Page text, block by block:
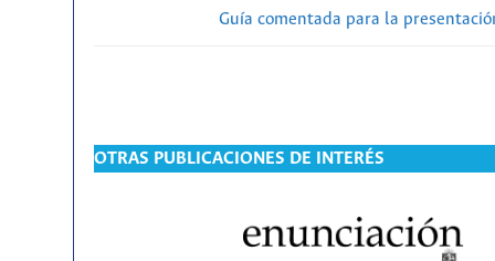
Guía comentada para la
OTRAS PUBLICACIONES DE INTERÉS